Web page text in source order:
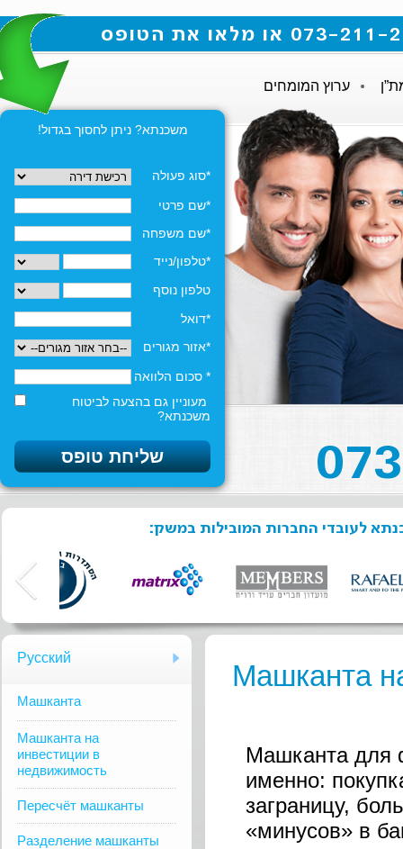
ערוץ המומחים
משכנתא? ניתן לחסוך בגדול!
*סוג פעולה
*שם פרטי
*שם משפחה
*טלפון/נייד
טלפון נוסף
*דואל
*אזור מגורים
* סכום הלוואה
מעוניין גם בהצעה לביטוח
משכנתא?
לעובדי החברות המובילות במשק:
Русский
Mашканта
Машканта на
инвестиции в
недвижимость
Пересчёт машканты
Разделение машканты
Машканта
Машканта для
именно:
заграницу,
«минусов» в